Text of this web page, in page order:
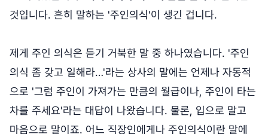
것입니다. 흔히 말하는 '주인의식'이 생긴 겁니다.
제게 주인 의식은 듣기 거북한 말 중 하나였습니다. '주인
의식 좀 갖고 일해라…'라는 상사의 말에는 언제나 자동적
으로 '그럼 주인이 가져가는 만큼의 월급이나, 주인이 타는
차를 주세요'라는 대답이 나왔습니다. 물론, 입으로 말고
마음으로 말이죠. 어느 직장인에게나 주인의식이란 말에